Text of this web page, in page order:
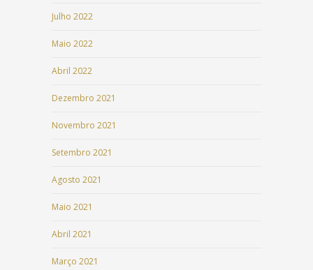
Julho 2022
Maio 2022
Abril 2022
Dezembro 2021
Novembro 2021
Setembro 2021
Agosto 2021
Maio 2021
Abril 2021
Março 2021